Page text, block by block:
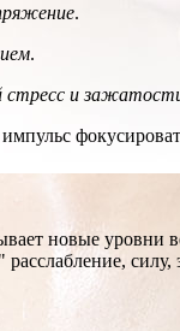
.
.
и
новые